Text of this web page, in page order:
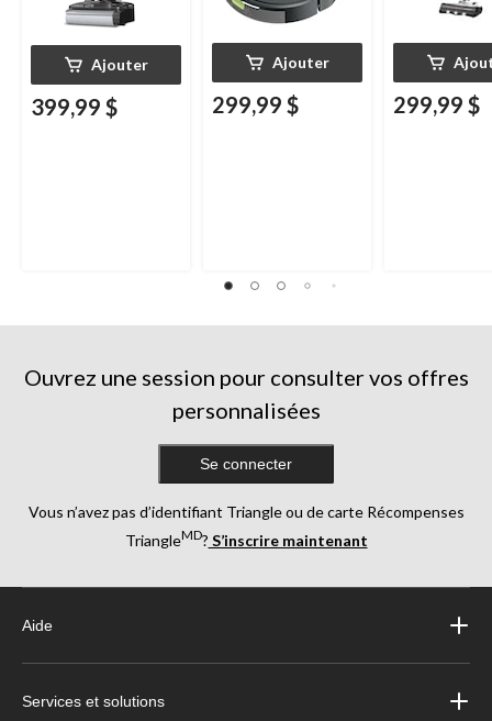
Ajouter
399,99 $
Ajouter
299,99 $ 299,99 $
Ouvrez une session pour consulter vos offres
personnalisées
Se connecter
Vous n’avez pas d’identifiant Triangle ou de carte Récompenses
TriangleMD? S’inscrire maintenant
Aide
Services et solutions